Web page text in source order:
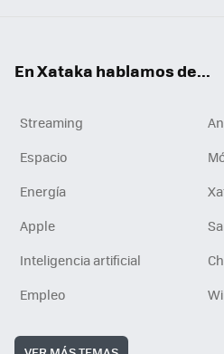
En Xataka hablamos de...
Streaming
Espacio
Energía
Apple
Inteligencia artificial
Empleo